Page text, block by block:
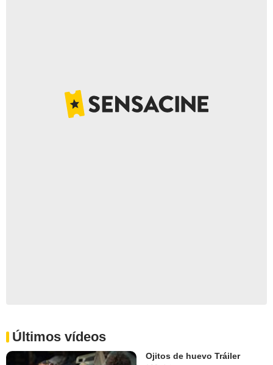
Últimos vídeos
Ojitos de huevo Tráiler